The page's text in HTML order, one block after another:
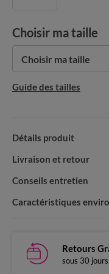
Choisir ma taille
Choisir ma taille
Guide des tailles
Détails produit
Livraison et retour
Conseils entretien
Caractéristiques
Retours
sous 30